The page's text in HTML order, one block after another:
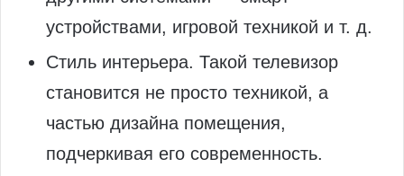
устройствами, игровой техникой и т. д.
Стиль интерьера. Такой телевизор
становится не просто техникой, а
частью дизайна помещения,
подчеркивая его современность.